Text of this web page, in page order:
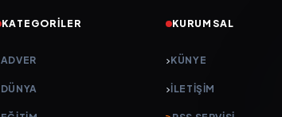
KATEGORILER
ADVER
DÜNYA
KURUMSAL
KÜNYE
İLETIŞIM